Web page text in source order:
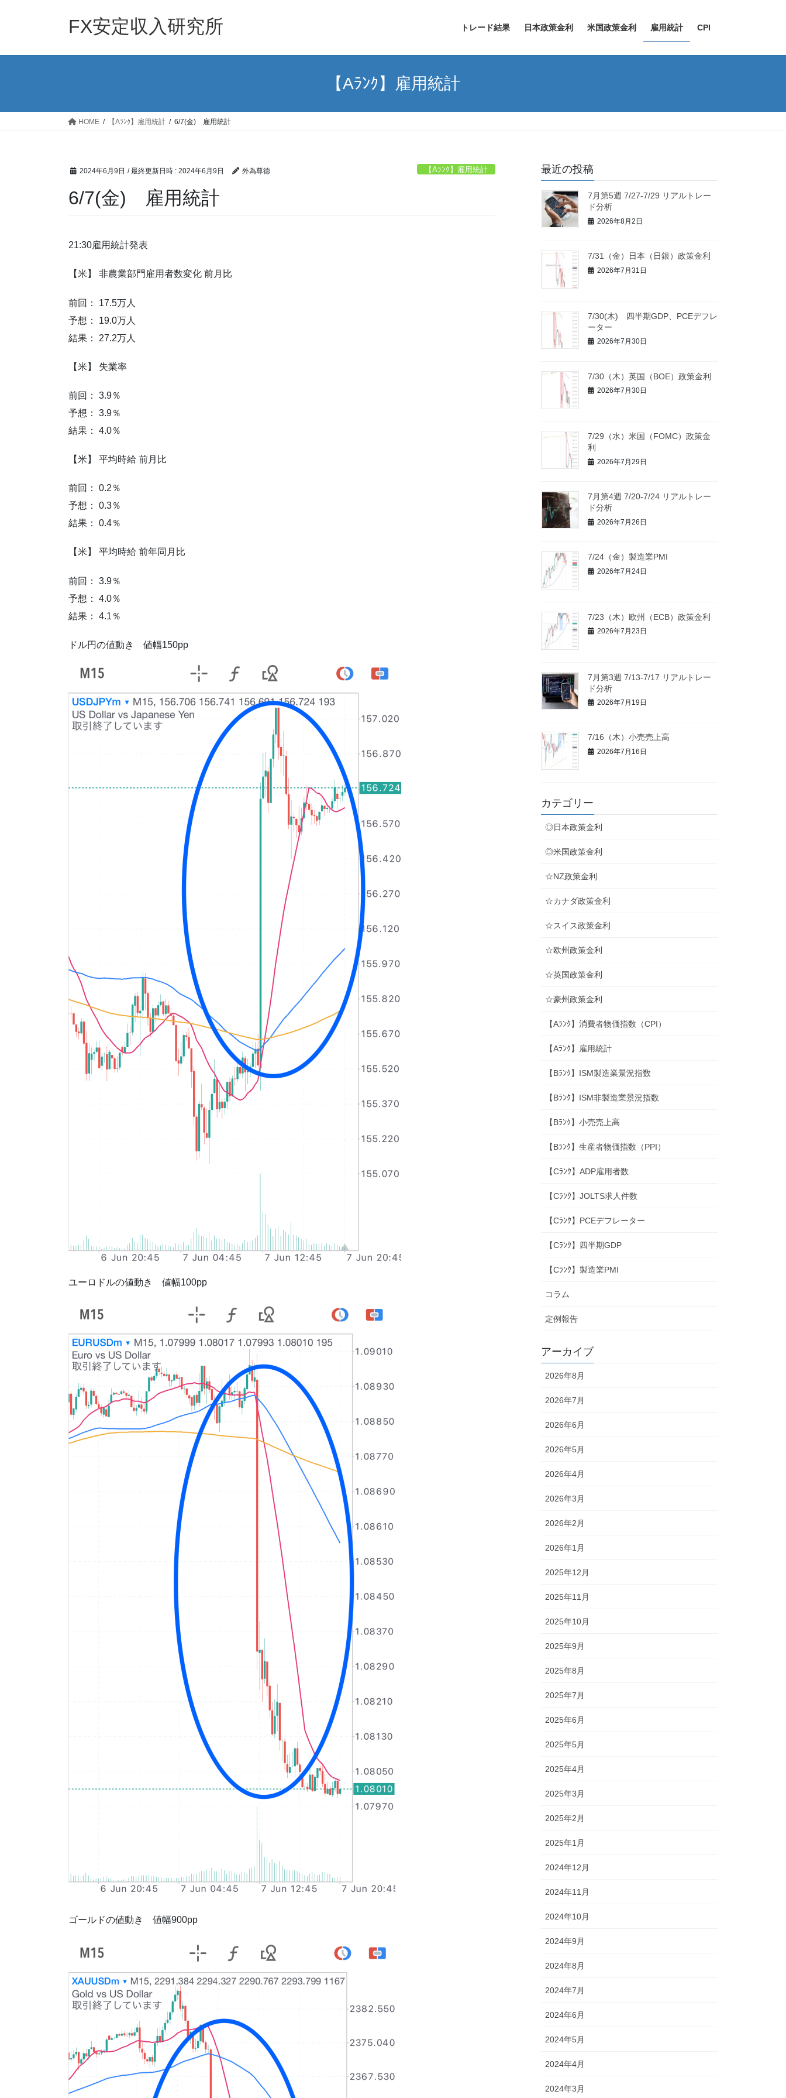
FX安定収入研究所 トレード結果 日本政策金利 米国政策金利 雇用統計 CPI
【Aﾗﾝｸ】雇用統計
HOME 【Aﾗﾝｸ】雇用統計 6/7(金) 雇用統計
2024年6月9日 / 最終更新日時 : 2024年6月9日 外為尊徳 【Aﾗﾝｸ】雇用統計
6/7(金) 雇用統計
21:30雇用統計発表
【米】 非農業部門雇用者数変化 前月比
前回： 17.5万人
予想： 19.0万人
結果： 27.2万人
【米】 失業率
前回： 3.9％
予想： 3.9％
結果： 4.0％
【米】 平均時給 前月比
前回： 0.2％
予想： 0.3％
結果： 0.4％
【米】 平均時給 前年同月比
前回： 3.9％
予想： 4.0％
結果： 4.1％
ドル円の値動き 値幅150pp
ユーロドルの値動き 値幅100pp
ゴールドの値動き 値幅900pp
最近の投稿
7月第5週 7/27-7/29 リアルトレー
ド分析
2026年8月2日
7/31（金）日本（日銀）政策金利
2026年7月31日
7/30(木) 四半期GDP、PCEデフレ
ーター
2026年7月30日
7/30（木）英国（BOE）政策金利
2026年7月30日
7/29（水）米国（FOMC）政策金
利
2026年7月29日
7月第4週 7/20-7/24 リアルトレー
ド分析
2026年7月26日
7/24（金）製造業PMI
2026年7月24日
7/23（木）欧州（ECB）政策金利
2026年7月23日
7月第3週 7/13-7/17 リアルトレー
ド分析
2026年7月19日
7/16（木）小売売上高
2026年7月16日
カテゴリー
◎日本政策金利
◎米国政策金利
☆NZ政策金利
☆カナダ政策金利
☆スイス政策金利
☆欧州政策金利
☆英国政策金利
☆豪州政策金利
【Aﾗﾝｸ】消費者物価指数（CPI）
【Aﾗﾝｸ】雇用統計
【Bﾗﾝｸ】ISM製造業景況指数
【Bﾗﾝｸ】ISM非製造業景況指数
【Bﾗﾝｸ】小売売上高
【Bﾗﾝｸ】生産者物価指数（PPI）
【Cﾗﾝｸ】ADP雇用者数
【Cﾗﾝｸ】JOLTS求人件数
【Cﾗﾝｸ】PCEデフレーター
【Cﾗﾝｸ】四半期GDP
【Cﾗﾝｸ】製造業PMI
コラム
定例報告
アーカイブ
2026年8月
2026年7月
2026年6月
2026年5月
2026年4月
2026年3月
2026年2月
2026年1月
2025年12月
2025年11月
2025年10月
2025年9月
2025年8月
2025年7月
2025年6月
2025年5月
2025年4月
2025年3月
2025年2月
2025年1月
2024年12月
2024年11月
2024年10月
2024年9月
2024年8月
2024年7月
2024年6月
2024年5月
2024年4月
2024年3月